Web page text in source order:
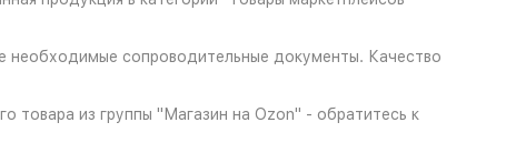
необходимые сопроводительные документы. Качество
товара из группы "Магазин на Ozon" - обратитесь к